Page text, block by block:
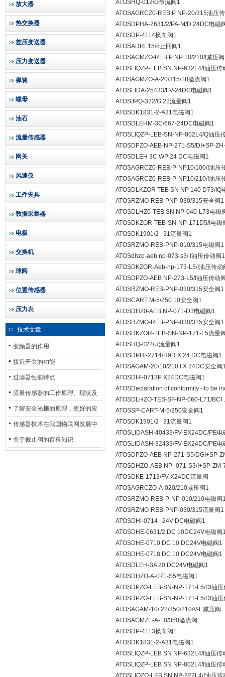
放大器
热交换器
差压变送器
压力变送器
弹簧
螺母
油石
流量传感器
网关
风速仪
工件夹具
数据采集器
电极
交换机
球阀
位置传感器
压力表
技术文章
变频器的作用
接近开关的功能
过滤器性能特点
流量传感器的工作原理、现状及
其发展前景
了解安全光栅的原理，更好的应
用安全光栅
传感器技术在我国物联网发展中
的地位*
关于截止阀的百科知识
ATOSHQ-012/G节流阀1
ATOSAGRCZ0-REB P NP-20/315油压
ATOSDPHA-2631/2/PA-M/D 24DC电磁
ATOSDP-4114换向阀1
ATOSADRL15/8止回阀1
ATOSAGMZO-REB P NP 10/210/I减压
ATOSLIQZP-LEB SN NP-632L4/I油压传
ATOSAGMZO-A-20/315/18溢流阀1
ATOSLIDA-25433/FV-24DC电磁阀1
ATOSJPQ-322/G 22流量阀1
ATOSDK1831-2-A31电磁阀1
ATOSDLEHM-3C/667-24DC电磁阀1
ATOSLIQZP-LEB-SN-NP-802L4/Q油压
ATOSDPZO-AEB-NP-271-S5/DI+SP-
ATOSDLEH 3C WP 24 DC电磁阀1
ATOSAGRCZ0-REB-P-NP10/100/I油压
ATOSAGRCZ0-REB-P-NP10/210/I油压
ATOSDLKZOR TEB SN NP 140 D73/IQ
ATOSRZMO-REB-PNP-030/315安全阀1
ATOSDLHZ0-TEB SN NP-040-L73电磁
ATOSDKZOR-TEB-SN-NP-171D5/I电磁
ATOSDK1901/2 31流量阀1
ATOSRZMO-REB-PNP-010/315电磁阀1
ATOSdhzo-aeb np-073-s3/ I油压传动阀1
ATOSDKZOR-Aeb-np-173-L5/I油压传动
ATOSDPZO-AEB NP-273-L5/I油压传动
ATOSRZMO-REB-PNP-030/315安全阀1
ATOSCART M-5/250 10安全阀1
ATOSDHZ0-AEB NP-071-D3电磁阀1
ATOSRZMO-REB-PNP-030/315安全阀1
ATOSDKZOR-TEB-SN-NP-171-L5流量
ATOSHQ-022/U流量阀1
ATOSDPHI-2714/H9R X 24 DC电磁阀1
ATOSAGAM-20/10/210 I X 24DC安全阀
ATOSDHI-0713P X24DC电磁阀1
ATOSDeclaration of conformity - to be
ATOSDLHZO-TES-SF-NP-060-L71/BCI
ATOSSP-CART-M-5/250安全阀1
ATOSDK1901/2 31流量阀1
ATOSLIDASH-40433/FV-EX24DC/PE电
ATOSLIDASH-32433/FV-EX24DC/PE电
ATOSDPZO-AEB NP-271-S5/DGI+SP-
ATOSDHZO-AEB NP -071-S3/I+SP-
ATOSDKE-1713/FV-X24DC流量阀
ATOSAGRCZO-A-020/210减压阀1
ATOSRZMO-REB-P-NP-010/210电磁阀
ATOSRZMO-REB-PNP-030/315流量阀1
ATOSDHI-0714 24V DC电磁阀1
ATOSDHE-0631/2 DC 10DC24V电磁阀
ATOSDHE-0710 DC 10 DC24V电磁阀1
ATOSDHE-0718 DC 10 DC24V电磁阀1
ATOSDLEH-3A 20 DC24V电磁阀1
ATOSDHZO-A-071-S5电磁阀1
ATOSDPZO-LEB-SN-NP-171-L5/DI油
ATOSDPZO-LEB-SN-NP-171-L5/DI油
ATOSAGAM-10/ 22/350/210/V-E减压阀
ATOSAGMZE-A-10/350溢流阀
ATOSDP-4113换向阀1
ATOSDK1831-2-A31电磁阀1
ATOSLIQZP-LEB SN NP-632L4/I油压传
ATOSLIQZP-LEB SN NP-802L4/I油压传
ATOSLIQZO-LEB SN NP-322L4/I油压传